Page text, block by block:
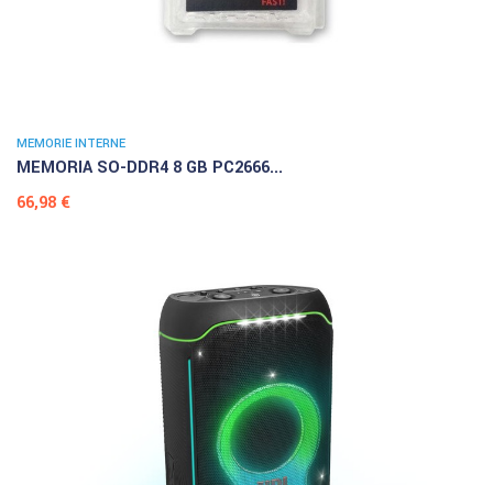
MEMORIE INTERNE
MEMORIA SO-DDR4 8 GB PC2666...
Prezzo
66,98 €